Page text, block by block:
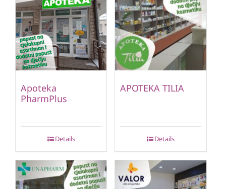
Apoteka
PharmPlus
Details
APOTEKA TILIA
Details